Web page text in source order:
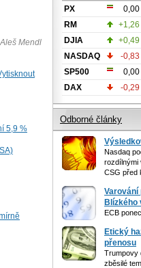
Mendl
5,9 %
PX 0,00
RM
+1,26
DJIA
+0,49
NASDAQ
-0,83
SP500
0,00
DAX
-0,29
Odborné články
Nasdaq
rozdílnými
CSG před
Varování
Blízkého
ECB
Etický
přenosu
Trumpovy
zběsilé